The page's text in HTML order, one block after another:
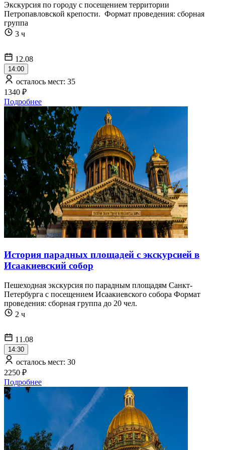
Экскурсия по городу с посещением территории
Петропавловской крепости. Формат проведения: сборная
группа
3 ч
12.08
14:00
осталось мест: 35
1340 ₽
Подробнее
История парадных площадей с экскурсией в
Исаакиевский собор
Пешеходная экскурсия по парадным площадям Санкт-
Петербурга с посещением Исаакиевского собора Формат
проведения: сборная группа до 20 чел.
2 ч
11.08
14:30
осталось мест: 30
2250 ₽
Подробнее